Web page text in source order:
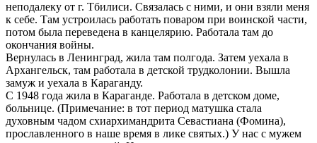
неподалеку от г. Тбилиси. Связалась с ними, и они взяли меня
к себе. Там устроилась работать поваром при воинской части,
потом была переведена в канцелярию. Работала там до
окончания войны.
Вернулась в Ленинград, жила там полгода. Затем уехала в
Архангельск, там работала в детской трудколонии. Вышла
замуж и уехала в Караганду.
С 1948 года жила в Караганде. Работала в детском доме,
больнице. (Примечание: в тот период матушка стала
духовным чадом схиархимандрита Севастиана (Фомина),
прославленного в наше время в лике святых.) У нас с мужем